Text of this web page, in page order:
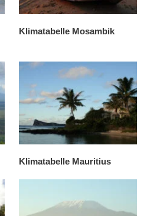
Klimatabelle Mosambik
Klimatabelle Mauritius